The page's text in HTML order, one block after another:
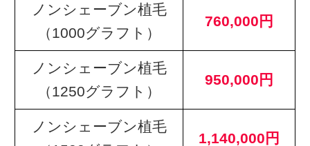
ノンシェーブン植毛
（1000グラフト）
760,000円
ノンシェーブン植毛
（1250グラフト）
950,000円
ノンシェーブン植毛
1,140,000円